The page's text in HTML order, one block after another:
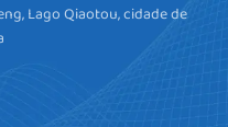
Lago Qiaotou, cidade de